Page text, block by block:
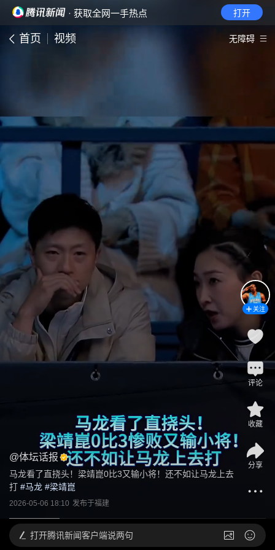
· 获取全网一手热点 打开
首页 视频 无障碍
@体坛话报
马龙看了直挠头！梁靖崑0比3又输小将！还不如让马龙上去
打 #马龙 #梁靖崑
2026-05-06 18:10 发布于福建
关注
评论
收藏
分享
打开腾讯新闻客户端说两句